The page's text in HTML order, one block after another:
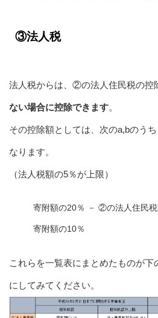
③法人税
法人税からは、②の法人住民税の控
ない場合に控除できます。
その控除額としては、次のa,bのう
なります。
（法人税額の5％が上限）
寄附額の20％ － ②の法人住民
寄附額の10％
これらを一覧表にまとめたものが
にしてみてください。